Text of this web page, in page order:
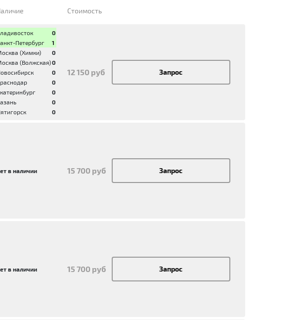
Стоимость
0
Петербург
1
(Химки)
0
(Волжская)0
0
0
0
0
0
12 150 руб Запрос
в наличии 15 700 руб Запрос
в наличии 15 700 руб Запрос